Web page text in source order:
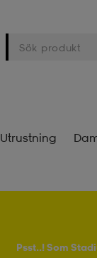
Utrustning
Psst..! Som